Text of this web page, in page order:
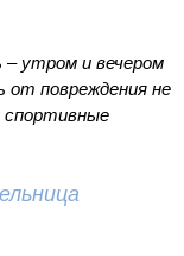
– утром и вечером
от повреждения не
спортивные